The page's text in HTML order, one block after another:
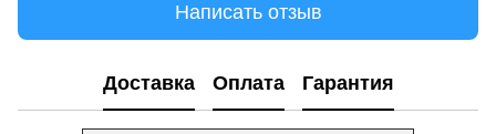
Написать отзыв
Доставка Оплата Гарантия